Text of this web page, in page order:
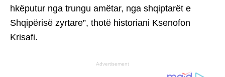
hkëputur nga trungu amëtar, nga shqiptarët e
Shqipërisë zyrtare”, thotë historiani Ksenofon
Krisafi.
Advertisement